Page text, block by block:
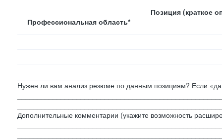
Профессиональная область*
Позиция (краткое
Нужен ли вам анализ резюме по данным позициям? Если
Дополнительные комментарии (укажите возможность